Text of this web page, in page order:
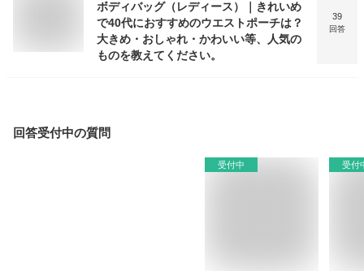
ボディバッグ（レディース）｜きれいめ
で40代におすすめのウエストポーチは？
大きめ・おしゃれ・かわいい等、人気の
ものを教えてください。
39
回答
回答受付中の質問
受付中 受付